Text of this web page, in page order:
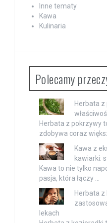
Inne tematy
Kawa
Kulinaria
Polecamy
Herbata
Herbata z pokrzywy
zdobywa coraz
Kawa z
kawiarki:
Kawa to nie tylko
pasja, która łączy …
Herbata z
lekach